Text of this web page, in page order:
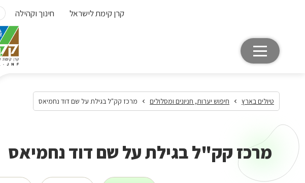
קרן קימת לישראל חינוך וקהילה
טיולים בארץ חיפוש יערות, חניונים ומסלולים מרכז קק"ל בגילת על שם דוד נחמיאס
מרכז קק"ל בגילת על שם דוד נחמיאס